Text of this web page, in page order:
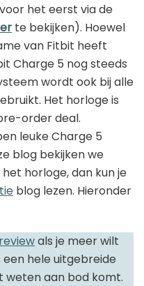
het eerst via de
te bekijken). Hoewel
van Fitbit heeft
Charge 5 nog steeds
wordt ook bij alle
Het horloge is
order deal.
leuke Charge 5
blog bekijken we
horloge, dan kun je
blog lezen. Hieronder
als je meer wilt
hele uitgebreide
weten aan bod komt.